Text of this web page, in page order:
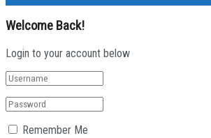
Welcome Back!
Login to your account below
Remember Me